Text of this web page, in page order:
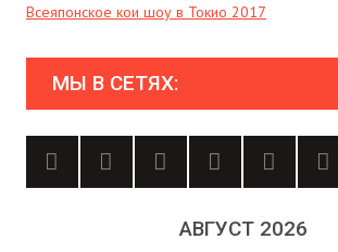
Всеяпонское кои шоу в Токио 2017
МЫ В СЕТЯХ:
АВГУСТ 2026